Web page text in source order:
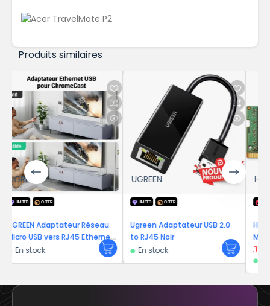
Produits similaires
1M
UGREEN
Ugreen Adaptateur USB 2.0
to RJ45 Noir
HP Barrette 16GB DDR4
MHz – Mémoire
4 019DH